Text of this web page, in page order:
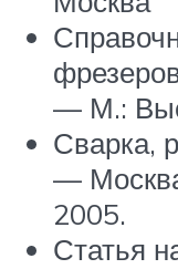
— М.:
Сварка,
—
2005.
Статья